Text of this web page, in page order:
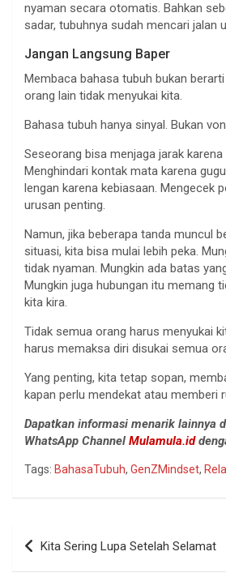
nyaman secara otomatis. Bahkan
sadar, tubuhnya sudah mencari jalan
Jangan Langsung Baper
Membaca bahasa tubuh bukan
orang lain tidak menyukai kita.
Bahasa tubuh hanya sinyal. Bukan
Seseorang bisa menjaga jarak karena
Menghindari kontak mata karena
lengan karena kebiasaan. Mengecek
urusan penting.
Namun, jika beberapa tanda muncul
situasi, kita bisa mulai lebih peka.
tidak nyaman. Mungkin ada batas
Mungkin juga hubungan itu memang
kita kira.
Tidak semua orang harus menyukai
harus memaksa diri disukai semua
Yang penting, kita tetap sopan,
kapan perlu mendekat atau memberi
Dapatkan informasi menarik lainnya
WhatsApp Channel Mulamula.id
Tags: BahasaTubuh, GenZMindset,
Navigasi
pos
Kita Sering Lupa Setelah Selamat